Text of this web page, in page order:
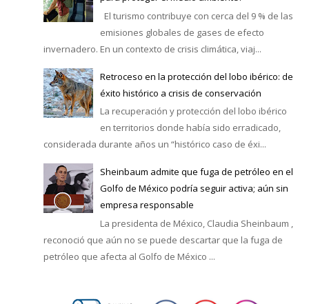
El turismo contribuye con cerca del 9 % de las
emisiones globales de gases de efecto
invernadero. En un contexto de crisis climática, viaj...
Retroceso en la protección del lobo ibérico: de
éxito histórico a crisis de conservación
La recuperación y protección del lobo ibérico
en territorios donde había sido erradicado,
considerada durante años un “histórico caso de éxi...
Sheinbaum admite que fuga de petróleo en el
Golfo de México podría seguir activa; aún sin
empresa responsable
La presidenta de México, Claudia Sheinbaum ,
reconoció que aún no se puede descartar que la fuga de
petróleo que afecta al Golfo de México ...